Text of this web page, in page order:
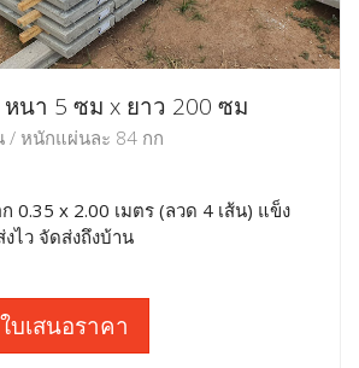
หนา 5 ซม x ยาว 200 ซม
/ หนักแผ่นละ 84 กก
0.35 x 2.00 เมตร (ลวด 4 เส้น) แข็ง
ไว จัดส่งถึงบ้าน
บเสนอราคา